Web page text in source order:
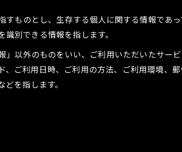
ものとし、生存する個人に関する情報であ
別できる情報を指します。
以外のものをいい、ご利用いただいたサー
ご利用日時、ご利用の方法、ご利用環境、郵
を指します。